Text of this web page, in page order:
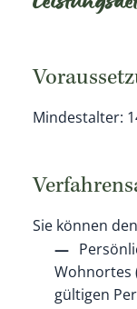
Mindestalter:
Sie können
Wohnortes
gültigen